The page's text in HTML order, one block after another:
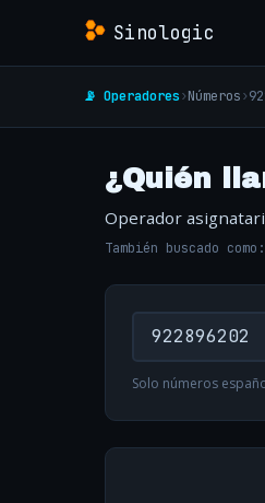
Sinologic
📡 Operadores›Números›
¿Quién
Operador
También buscado como:
Solo números